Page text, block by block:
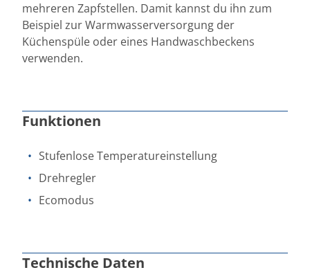
mehreren Zapfstellen. Damit kannst du ihn zum
Beispiel zur Warmwasserversorgung der
Küchenspüle oder eines Handwaschbeckens
verwenden.
Funktionen
Stufenlose Temperatureinstellung
Drehregler
Ecomodus
Technische Daten